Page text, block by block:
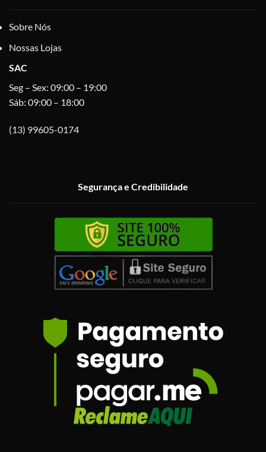
Sobre Nós
Nossas Lojas
SAC
Seg – Sex: 09:00 – 19:00
Sáb: 09:00 – 18:00
(13) 99605-0174
Segurança e Credibilidade